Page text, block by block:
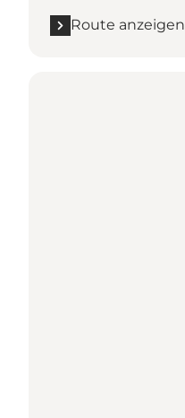
Route anzeigen